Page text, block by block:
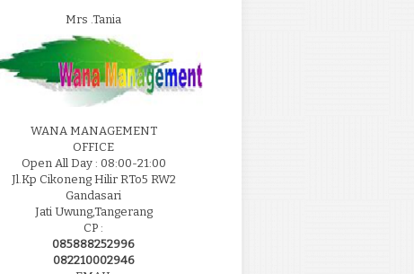
Mrs .Tania
WANA MANAGEMENT
OFFICE
Open All Day : 08:00-21:00
Jl.Kp Cikoneng Hilir RTo5 RW2
Gandasari
Jati Uwung,Tangerang
CP :
085888252996
082210002946